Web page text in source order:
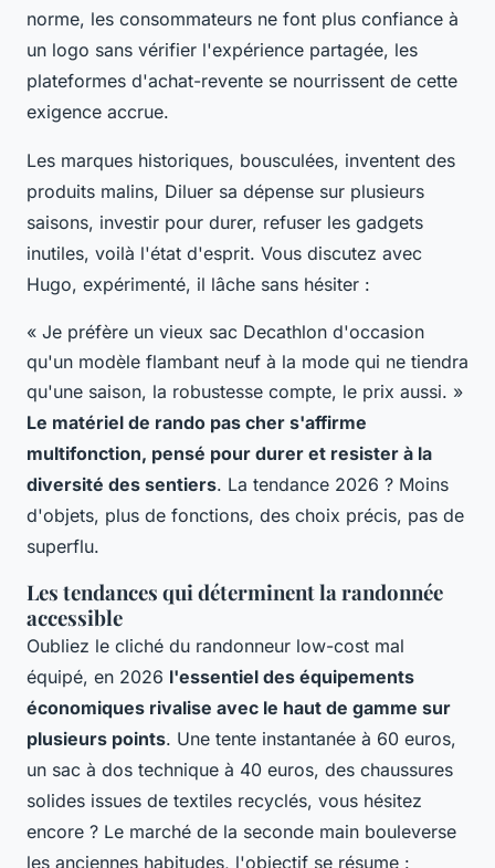
norme, les consommateurs ne font plus confiance à
un logo sans vérifier l'expérience partagée, les
plateformes d'achat-revente se nourrissent de cette
exigence accrue.
Les marques historiques, bousculées, inventent des
produits malins, Diluer sa dépense sur plusieurs
saisons, investir pour durer, refuser les gadgets
inutiles, voilà l'état d'esprit. Vous discutez avec
Hugo, expérimenté, il lâche sans hésiter :
« Je préfère un vieux sac Decathlon d'occasion
qu'un modèle flambant neuf à la mode qui ne tiendra
qu'une saison, la robustesse compte, le prix aussi. »
Le matériel de rando pas cher s'affirme
multifonction, pensé pour durer et resister à la
diversité des sentiers. La tendance 2026 ? Moins
d'objets, plus de fonctions, des choix précis, pas de
superflu.
Les tendances qui déterminent la randonnée
accessible
Oubliez le cliché du randonneur low-cost mal
équipé, en 2026 l'essentiel des équipements
économiques rivalise avec le haut de gamme sur
plusieurs points. Une tente instantanée à 60 euros,
un sac à dos technique à 40 euros, des chaussures
solides issues de textiles recyclés, vous hésitez
encore ? Le marché de la seconde main bouleverse
les anciennes habitudes, l'objectif se résume :